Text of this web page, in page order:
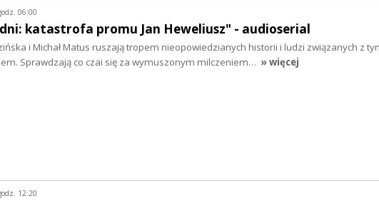
06:00
katastrofa promu Jan Heweliusz" - audioserial
i Michał Matus ruszają tropem nieopowiedzianych historii i ludzi związanych z
Sprawdzają co czai się za wymuszonym milczeniem… » więcej
12:20